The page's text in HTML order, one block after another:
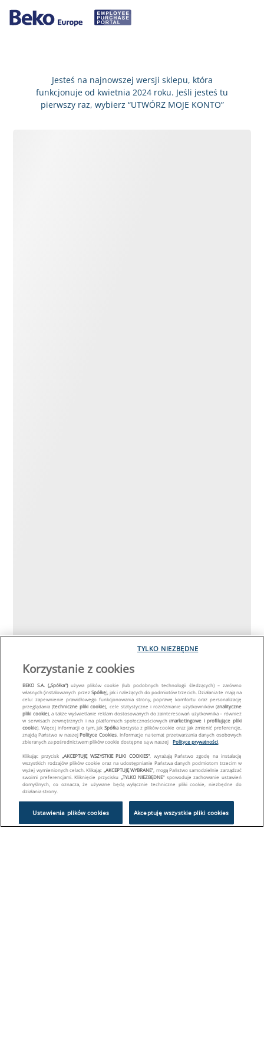
Jesteś na najnowszej wersji sklepu, która
funkcjonuje od kwietnia 2024 roku. Jeśli jesteś tu
pierwszy raz, wybierz “UTWÓRZ MOJE KONTO”
Korzystanie z cookies
BEKO S.A. („Spółka")używa plików cookie (lub podobnych technologii śledzących) – zarówno
własnych (instalowanych przezSpółkę), jak i należących do podmiotów trzecich. Działania te mają na
celu: zapewnienie prawidłowego funkcjonowania strony, poprawę komfortu oraz personalizację
przeglądania (techniczne pliki cookie), cele statystyczne i rozróżnianie użytkowników (analityczne
pliki cookie), a także wyświetlanie reklam dostosowanych do zainteresowań użytkownika – również
w serwisach zewnętrznych i na platformach społecznościowych (marketingowe i profilujące pliki
cookie). Więcej informacji o tym, jakSpółka korzysta z plików cookie oraz jak zmienić preferencje,
znajdą Państwo w naszejPolityce Cookies . Informacje na temat przetwarzania danych osobowych
zbieranych za pośrednictwem plików cookie dostępne są w naszej
Polityce prywatności
Klikając przycisk „AKCEPTUJĘ WSZYSTKIE PLIKI COOKIES" , wyrażają Państwo zgodę na instalację
wszystkich rodzajów plików cookie oraz na udostępnianie Państwa danych podmiotom trzecim w
wyżej wymienionych celach. Klikając „AKCEPTUJĘ WYBRANE" , mogą Państwo samodzielnie zarządzać
swoimi preferencjami. Kliknięcie przycisku „TYLKO NIEZBĘDNE" spowoduje zachowanie ustawień
domyślnych, co oznacza, że używane będą wyłącznie techniczne pliki cookie, niezbędne do
działania strony.
Ustawienia plików cookies Akceptuję wszystkie pliki cookies
TYLKO NIEZBĘDNE